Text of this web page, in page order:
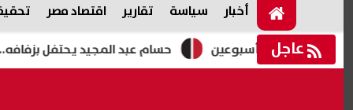
أخبار سياسة تقارير اقتصاد مصر
عاجل حسام عبد المجيد يحتفل بزفافه.. لمدة أسبوعين